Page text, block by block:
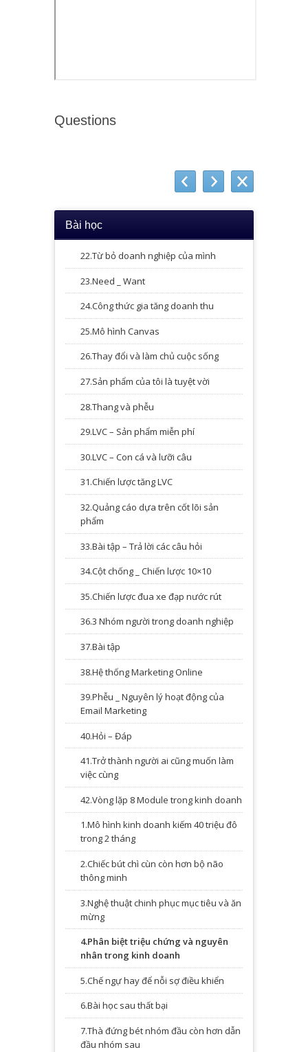
Questions
Bài học
22.Từ bỏ doanh nghiệp của mình
23.Need _ Want
24.Công thức gia tăng doanh thu
25.Mô hình Canvas
26.Thay đổi và làm chủ cuộc sống
27.Sản phẩm của tôi là tuyệt vời
28.Thang và phễu
29.LVC – Sản phẩm miễn phí
30.LVC – Con cá và lưỡi câu
31.Chiến lược tăng LVC
32.Quảng cáo dựa trên cốt lõi sản
phẩm
33.Bài tập – Trả lời các câu hỏi
34.Cột chống _ Chiến lược 10×10
35.Chiến lược đua xe đạp nước rút
36.3 Nhóm người trong doanh nghiệp
37.Bài tập
38.Hệ thống Marketing Online
39.Phễu _ Nguyên lý hoạt động của
Email Marketing
40.Hỏi – Đáp
41.Trở thành người ai cũng muốn làm
việc cùng
42.Vòng lặp 8 Module trong kinh doanh
1.Mô hình kinh doanh kiếm 40 triệu đô
trong 2 tháng
2.Chiếc bút chì cùn còn hơn bộ não
thông minh
3.Nghệ thuật chinh phục mục tiêu và ăn
mừng
4.Phân biệt triệu chứng và nguyên
nhân trong kinh doanh
5.Chế ngự hay để nỗi sợ điều khiển
6.Bài học sau thất bại
7.Thà đứng bét nhóm đầu còn hơn dẫn
đầu nhóm sau